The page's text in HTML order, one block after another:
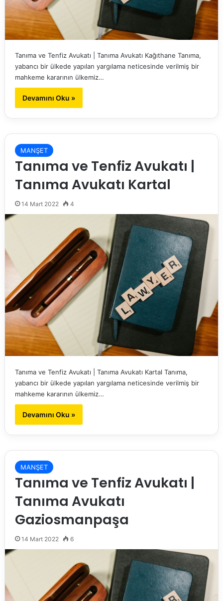
Tanıma ve Tenfiz Avukatı | Tanıma Avukatı Kağıthane Tanıma,
yabancı bir ülkede yapılan yargılama neticesinde verilmiş bir
mahkeme kararının ülkemiz…
Devamını Oku »
MANŞET
Tanıma ve Tenfiz Avukatı |
Tanıma Avukatı Kartal
14 Mart 2022 4
Tanıma ve Tenfiz Avukatı | Tanıma Avukatı Kartal Tanıma,
yabancı bir ülkede yapılan yargılama neticesinde verilmiş bir
mahkeme kararının ülkemiz…
Devamını Oku »
MANŞET
Tanıma ve Tenfiz Avukatı |
Tanıma Avukatı
Gaziosmanpaşa
14 Mart 2022 6